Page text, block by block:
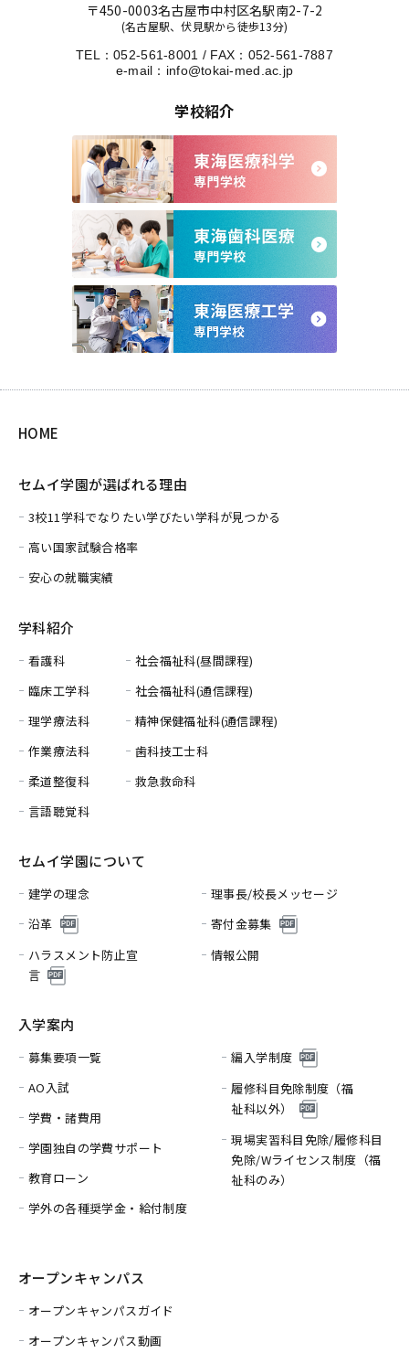
〒450-0003名古屋市中村区名駅南2-7-2
(名古屋駅、伏見駅から徒歩13分)
TEL：052-561-8001 / FAX：052-561-7887
e-mail： info@tokai-med.ac.jp
学校紹介
HOME
セムイ学園が選ばれる理由
3校11学科でなりたい学びたい学科が見つかる
高い国家試験合格率
安心の就職実績
学科紹介
看護科
臨床工学科
理学療法科
作業療法科
柔道整復科
言語聴覚科
社会福祉科(昼間課程)
社会福祉科(通信課程)
精神保健福祉科(通信課程)
歯科技工士科
救急救命科
セムイ学園について
建学の理念
理事長/校長メッセージ
沿革
寄付金募集
ハラスメント防止宣
言
情報公開
入学案内
募集要項一覧
AO入試
学費・諸費用
学園独自の学費サポート
教育ローン
学外の各種奨学金・給付制度
編入学制度
履修科目免除制度（福
祉科以外）
現場実習科目免除/履修科目
免除/Wライセンス制度（福
祉科のみ）
オープンキャンパス
オープンキャンパスガイド
オープンキャンパス動画